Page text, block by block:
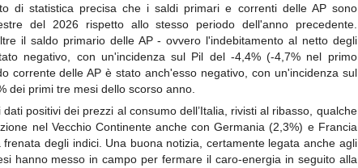
di statistica precisa che i saldi primari e correnti delle AP sono
del 2026 rispetto allo stesso periodo dell'anno precedente.
il saldo primario delle AP - ovvero l'indebitamento al netto degli
negativo, con un'incidenza sul Pil del -4,4% (-4,7% nel primo
corrente delle AP è stato anch'esso negativo, con un'incidenza sul
dei primi tre mesi dello scorso anno.
positivi dei prezzi al consumo dell’Italia, rivisti al ribasso, qualche
nel Vecchio Continente anche con Germania (2,3%) e Francia
degli indici. Una buona notizia, certamente legata anche agli
hanno messo in campo per fermare il caro-energia in seguito alla